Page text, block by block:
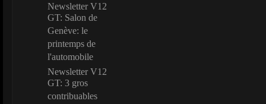
Newsletter V12
GT: Salon de
Genève: le
printemps de
l'automobile
Newsletter V12
GT: 3 gros
contribuables